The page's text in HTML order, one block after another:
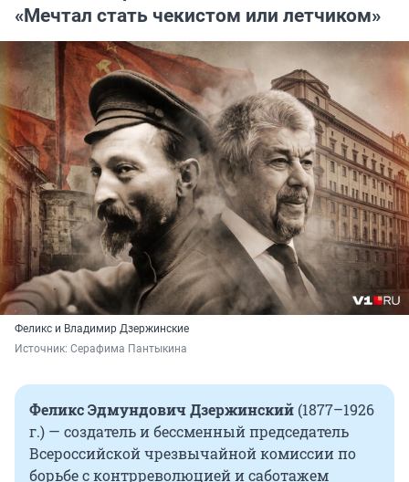
«Мечтал стать чекистом или летчиком»
Феликс и Владимир Дзержинские
Источник: Серафима Пантыкина
Феликс Эдмундович Дзержинский (1877–1926
г.) — создатель и бессменный председатель
Всероссийской чрезвычайной комиссии по
борьбе с контрреволюцией и саботажем